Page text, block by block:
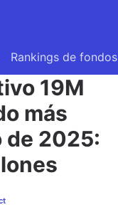
Rankings de fondos
19M
más
de 2025: